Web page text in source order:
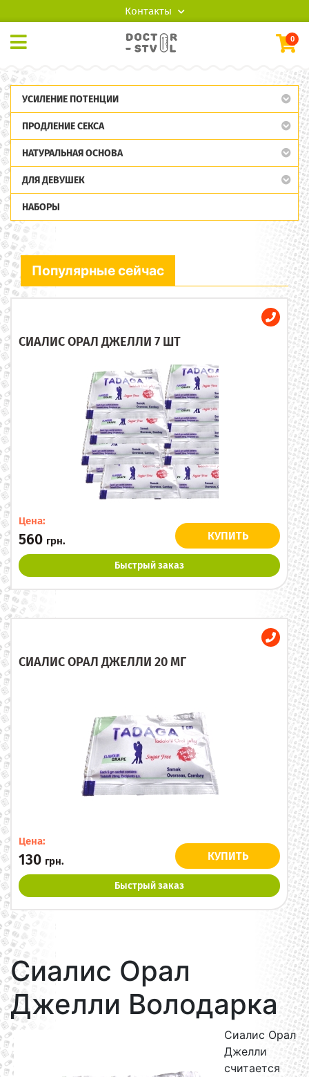
Контакты
0
УСИЛЕНИЕ ПОТЕНЦИИ
ПРОДЛЕНИЕ СЕКСА
НАТУРАЛЬНАЯ ОСНОВА
ДЛЯ ДЕВУШЕК
НАБОРЫ
Популярные сейчас
СИАЛИС ОРАЛ ДЖЕЛЛИ 7 ШТ
Цена:
560 грн. КУПИТЬ
Быстрый заказ
СИАЛИС ОРАЛ ДЖЕЛЛИ 20 МГ
Цена:
130 грн. КУПИТЬ
Быстрый заказ
Сиалис Орал
Джелли Володарка
Сиалис Орал
Джелли
считается